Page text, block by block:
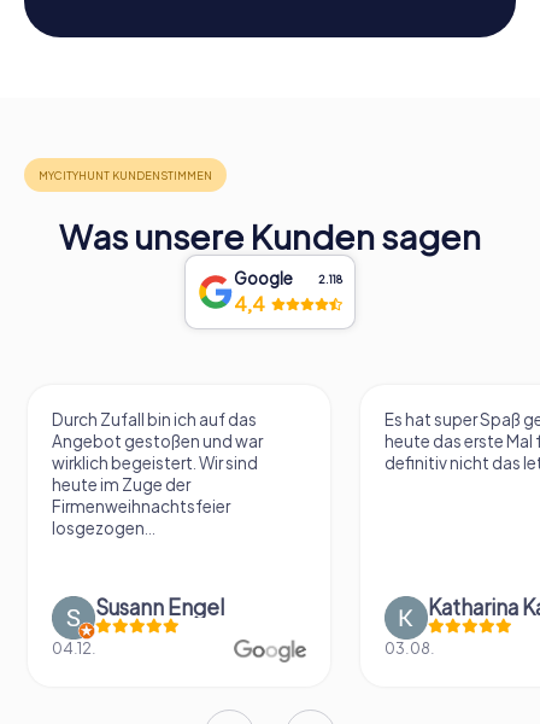
Was unsere Kunden sagen
Google 2.118
4,4
Durch Zufall bin ich auf das
Angebot gestoßen und war
wirklich begeistert. Wir sind
heute im Zuge der
Firmenweihnachtsfeier
losgezogen...
Susann Engel
04.12.
Es hat super Spaß
heute das erste Mal
definitiv nicht das
Katharina
03.08.